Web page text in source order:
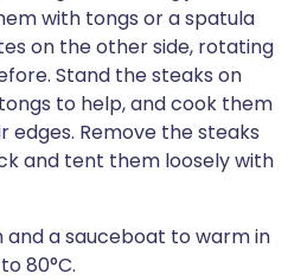
with tongs or a spatula
on the other side, rotating
Stand the steaks on
to help, and cook them
edges. Remove the steaks
and tent them loosely with
and a sauceboat to warm in
80°C.